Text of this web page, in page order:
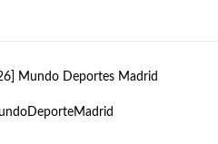
Mundo Deportes Madrid